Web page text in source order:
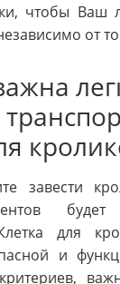
чтобы Ваш
от
завести
будет
для
и